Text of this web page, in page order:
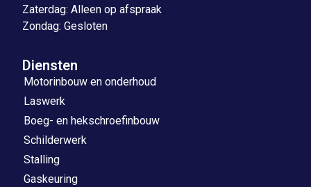
Zaterdag: Alleen op afspraak
Zondag: Gesloten
Diensten
Motorinbouw en onderhoud
Laswerk
Boeg- en hekschroefinbouw
Schilderwerk
Stalling
Gaskeuring